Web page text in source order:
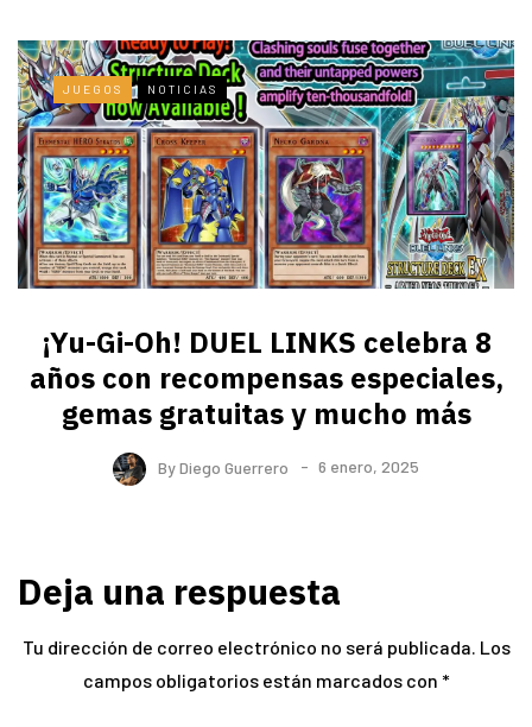
JUEGOS NOTICIAS
¡Yu-Gi-Oh! DUEL LINKS celebra 8
años con recompensas especiales,
gemas gratuitas y mucho más
ByDiego Guerrero 6 enero, 2025
Deja una respuesta
Tu dirección de correo electrónico no será publicada. Los
campos obligatorios están marcados con *